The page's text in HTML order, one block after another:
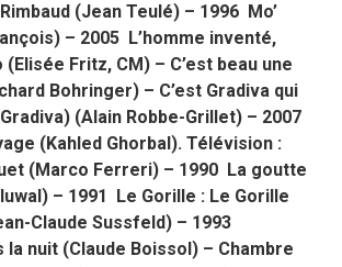
(Jean Teulé) – 1996 Mo’
– 2005 L’homme inventé,
Fritz, CM) – C’est beau une
Bohringer) – C’est Gradiva qui
(Alain Robbe-Grillet) – 2007
(Kahled Ghorbal). Télévision :
(Marco Ferreri) – 1990 La goutte
– 1991 Le Gorille : Le Gorille
Claude Sussfeld) – 1993
la nuit (Claude Boissol) – Chambre